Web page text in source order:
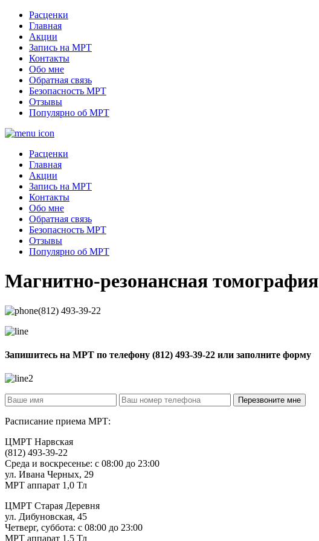
Расценки
Главная
Акции
Запись на МРТ
Контакты
Обо мне
Обратная связь
Безопасность МРТ
Отзывы
Популярно об МРТ
Расценки
Главная
Акции
Запись на МРТ
Контакты
Обо мне
Обратная связь
Безопасность МРТ
Отзывы
Популярно об МРТ
Магнитно-резонансная томография
(812) 493-39-22
Запишитесь на МРТ по телефону (812) 493-39-22 или заполните форму
Расписание приема МРТ:
ЦМРТ Нарвская
(812) 493-39-22
Среда и воскресенье: с 08:00 до 23:00
ул. Ивана Черных, 29
МРТ аппарат 1,0 Тл
ЦМРТ Старая Деревня
ул. Дибуновская, 45
Четверг, суббота: с 08:00 до 23:00
МРТ аппарат 1,5 Тл